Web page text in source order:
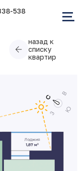
538
назад к
списку
квартир